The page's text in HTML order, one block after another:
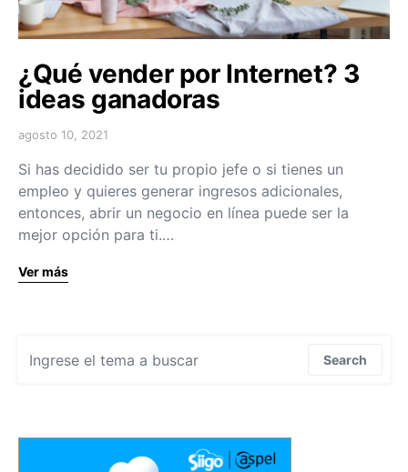
¿Qué vender por Internet? 3
ideas ganadoras
agosto 10, 2021
Si has decidido ser tu propio jefe o si tienes un
empleo y quieres generar ingresos adicionales,
entonces, abrir un negocio en línea puede ser la
mejor opción para ti.…
Ver más
Search